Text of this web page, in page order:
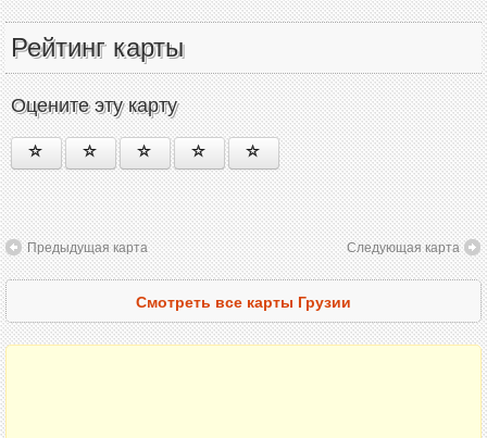
Рейтинг карты
Оцените эту карту
Предыдущая карта Следующая карта
Смотреть все карты Грузии